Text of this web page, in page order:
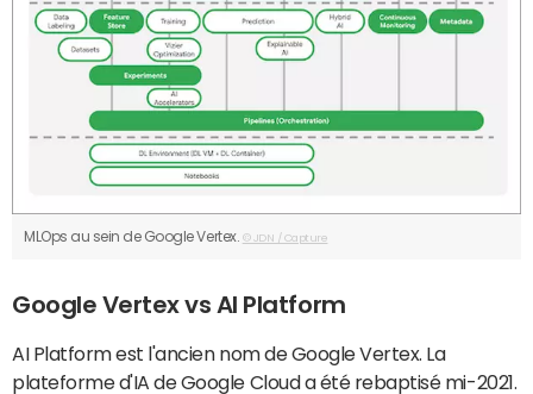
MLOps au sein de Google Vertex. © JDN / Capture
Google Vertex vs AI Platform
AI Platform est l'ancien nom de Google Vertex. La
plateforme d'IA de Google Cloud a été rebaptisé mi-2021.